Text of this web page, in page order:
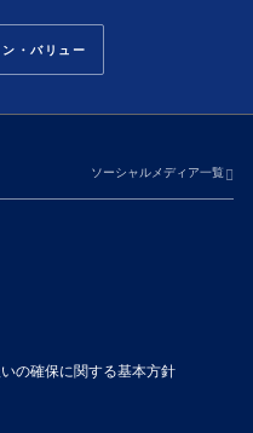
・バリュー
ソーシャルメディア一覧
の確保に関する基本方針